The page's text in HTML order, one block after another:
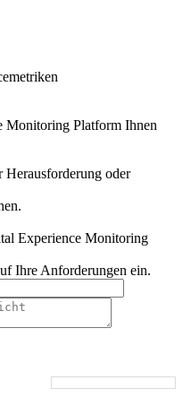
Monitoring Platform Ihnen
Herausforderung oder
Experience Monitoring
Ihre Anforderungen ein.